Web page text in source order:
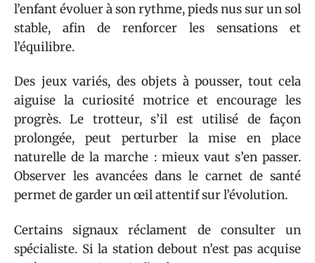
l’enfant évoluer à son rythme, pieds nus sur un sol
stable, afin de renforcer les sensations et
l’équilibre.
Des jeux variés, des objets à pousser, tout cela
aiguise la curiosité motrice et encourage les
progrès. Le trotteur, s’il est utilisé de façon
prolongée, peut perturber la mise en place
naturelle de la marche : mieux vaut s’en passer.
Observer les avancées dans le carnet de santé
permet de garder un œil attentif sur l’évolution.
Certains signaux réclament de consulter un
spécialiste. Si la station debout n’est pas acquise